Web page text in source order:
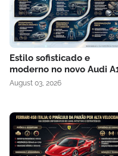
Estilo sofisticado e
moderno no novo Audi
August 03, 2026